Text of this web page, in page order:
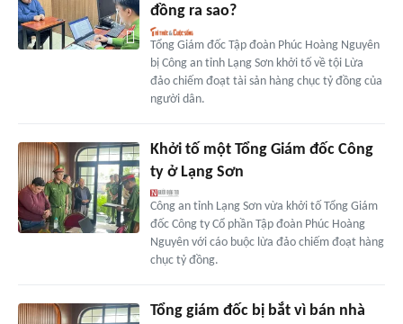
đồng ra sao?
Tổng Giám đốc Tập đoàn Phúc Hoàng Nguyên
bị Công an tỉnh Lạng Sơn khởi tố về tội Lừa
đảo chiếm đoạt tài sản hàng chục tỷ đồng của
người dân.
Khởi tố một Tổng Giám đốc Công
ty ở Lạng Sơn
Công an tỉnh Lạng Sơn vừa khởi tố Tổng Giám
đốc Công ty Cổ phần Tập đoàn Phúc Hoàng
Nguyên với cáo buộc lừa đảo chiếm đoạt hàng
chục tỷ đồng.
Tổng giám đốc bị bắt vì bán nhà